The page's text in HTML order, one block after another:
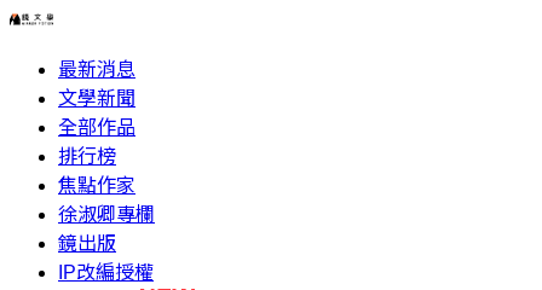
最新消息
文學新聞
全部作品
排行榜
焦點作家
徐淑卿專欄
鏡出版
IP改編授權